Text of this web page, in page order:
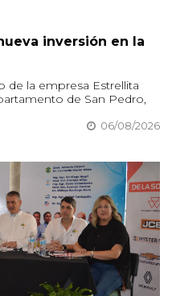
inversión en la
de la empresa Estrellita
de San Pedro,
06/08/2026